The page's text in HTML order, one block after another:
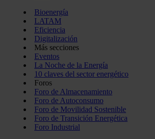
Bioenergía
LATAM
Eficiencia
Digitalización
Más secciones
Eventos
La Noche de la Energía
10 claves del sector energético
Foros
Foro de Almacenamiento
Foro de Autoconsumo
Foro de Movilidad Sostenible
Foro de Transición Energética
Foro Industrial